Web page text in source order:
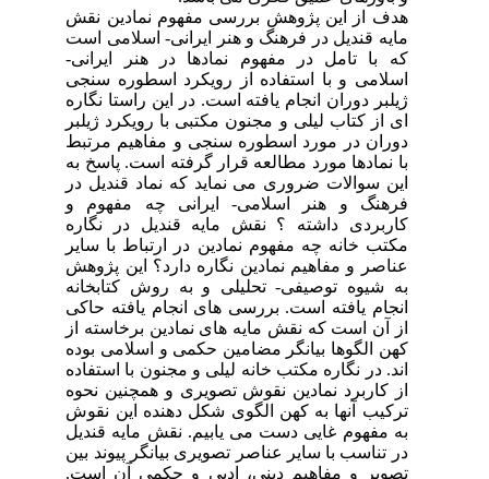
هدف از این پژوهش بررسی مفهوم نمادین نقش
مایه قندیل در فرهنگ و هنر ایرانی- اسلامی است
که با تامل در مفهوم نمادها در هنر ایرانی-
اسلامی و با استفاده از رویکرد اسطوره سنجی
ژیلبر دوران انجام یافته است. در این راستا نگاره
ای از کتاب لیلی و مجنون مکتبی با رویکرد ژیلبر
دوران در مورد اسطوره سنجی و مفاهیم مرتبط
با نمادها مورد مطالعه قرار گرفته است. پاسخ به
این سوالات ضروری می نماید که نماد قندیل در
فرهنگ و هنر اسلامی- ایرانی چه مفهوم و
کاربردی داشته ؟ نقش مایه قندیل در نگاره
مکتب خانه چه مفهوم نمادین در ارتباط با سایر
عناصر و مفاهیم نمادین نگاره دارد؟ این پژوهش
به شیوه توصیفی- تحلیلی و به روش کتابخانه
انجام یافته است. بررسی های انجام یافته حاکی
از آن است که نقش مایه های نمادین برخاسته از
کهن الگوها بیانگر مضامین حکمی و اسلامی بوده
اند. در نگاره مکتب خانه لیلی و مجنون با استفاده
از کاربرد نمادین نقوش تصویری و همچنین نحوه
ترکیب آنها به کهن الگوی شکل دهنده این نقوش
به مفهوم غایی دست می یابیم. نقش مایه قندیل
در تناسب با سایر عناصر تصویری بیانگر پیوند بین
تصویر و مفاهیم دینی، ادبی و حکمی آن است.